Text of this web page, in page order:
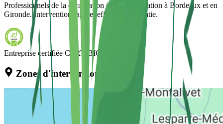
Professionnels de la dératisation et désinsectisation à Bordeaux et en
Gironde. Intervention rapide, efficace et garantie.
Entreprise certifiée CERTIBIOCIDE
Zones d'intervention